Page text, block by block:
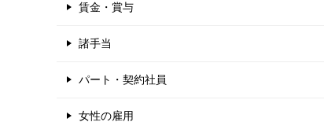
賃金・賞与
諸手当
パート・契約社員
女性の雇用